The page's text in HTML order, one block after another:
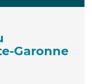
Garonne